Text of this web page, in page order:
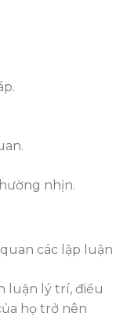
nhịn.
các lập luận
luận lý trí, điều
họ trở nên